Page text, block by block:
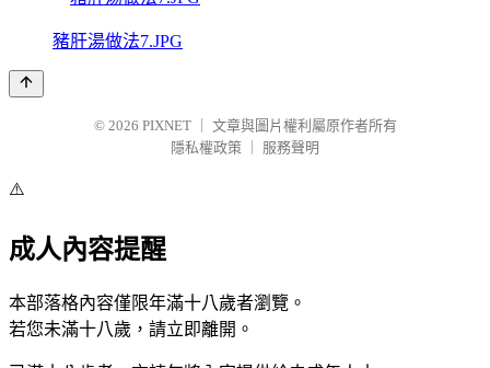
豬肝湯做法7.JPG
© 2026 PIXNET
文章與圖片權利屬原作者所有
隱私權政策
服務聲明
⚠️
成人內容提醒
本部落格內容僅限年滿十八歲者瀏覽。
若您未滿十八歲，請立即離開。